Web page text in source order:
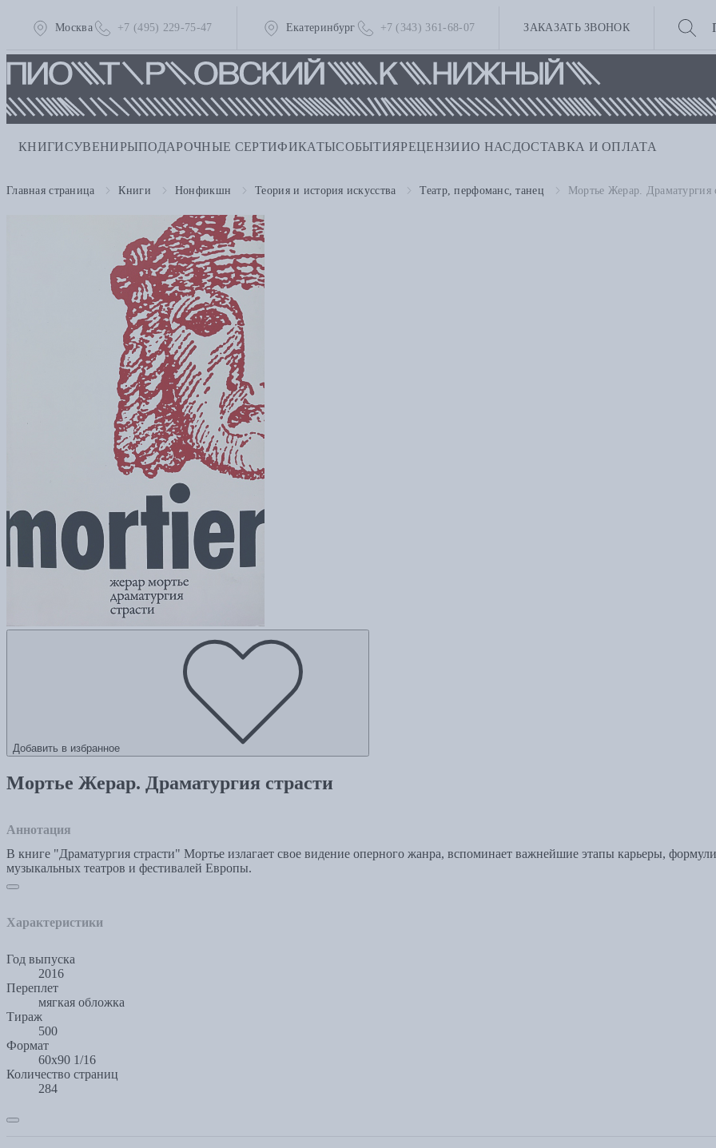
Москва +7 (495) 229-75-47 Екатеринбург +7 (343) 361-68-07 ЗАКАЗАТЬ ЗВОНОК
КНИГИСУВЕНИРЫПОДАРОЧНЫЕ СЕРТИФИКАТЫСОБЫТИЯРЕЦЕНЗИИО НАС ДОСТАВКА И ОПЛАТА
Главная страница Книги Нонфикшн Теория и история искусства Театр, перфоманс, танец Мортье Жерар. Драматургия
Добавить в избранное
Мортье Жерар. Драматургия страсти
Аннотация
В книге "Драматургия страсти" Мортье излагает свое видение оперного жанра, вспоминает важнейшие этапы карьеры,
музыкальных театров и фестивалей Европы.
Характеристики
Год выпуска
2016
Переплет
мягкая обложка
Тираж
500
Формат
60х90 1/16
Количество страниц
284